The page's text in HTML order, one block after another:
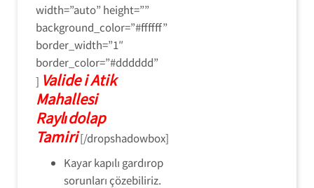
width=”auto” height=””
background_color=”#ffffff”
border_width=”1″
border_color=”#dddddd”
] Valide i Atik
Mahallesi
Raylıdolap
Tamiri[/dropshadowbox]
Kayar kapılı gardırop
sorunları çözebiliriz.